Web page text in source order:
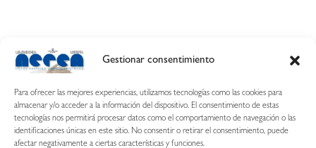
Gestionar consentimiento
Para ofrecer las mejores experiencias, utilizamos tecnologías como las cookies para
almacenar y/o acceder a la información del dispositivo. El consentimiento de estas
tecnologías nos permitirá procesar datos como el comportamiento de navegación o las
identificaciones únicas en este sitio. No consentir o retirar el consentimiento, puede
afectar negativamente a ciertas características y funciones.
Calle Esquíroz, 27
687 54 31 70
nerearetamonge@gmail.com